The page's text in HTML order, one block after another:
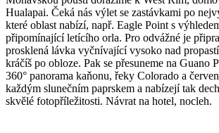
Hualapai. Čeká nás výlet se zastávkami po
které oblast nabízí, např. Eagle Point s
připomínající letícího orla. Pro odvážné je
prosklená lávka vyčnívající vysoko nad
kráčíš po obloze. Pak se přesuneme na Guano
360° panorama kaňonu, řeky Colorado a
každým slunečním paprskem a nabízejí tak
skvělé fotopříležitosti. Návrat na hotel, nocleh.